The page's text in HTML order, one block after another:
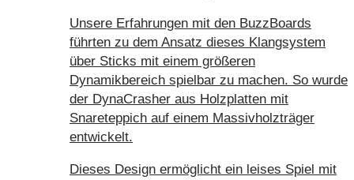
Unsere Erfahrungen mit den BuzzBoards
führten zu dem Ansatz dieses Klangsystem
über Sticks mit einem größeren
Dynamikbereich spielbar zu machen. So wurde
der DynaCrasher aus Holzplatten mit
Snareteppich auf einem Massivholzträger
entwickelt.
Dieses Design ermöglicht ein leises Spiel mit